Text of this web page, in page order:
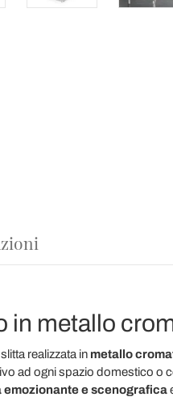
in metallo
realizzata in metallo
ad ogni spazio domestico o
emozionante e scenografica